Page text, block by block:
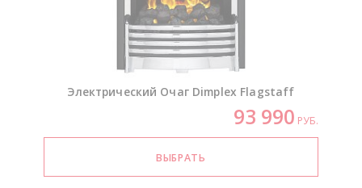
Электрический Очаг Dimplex Flagstaff
93 990 РУБ.